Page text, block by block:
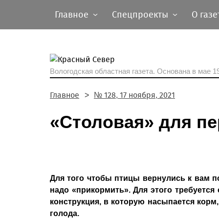
Главное Спецпроекты О
Вологодская областная газета. Основана в мае
Главное № 128, 17 ноября, 2021
«Столовая» для
Для того чтобы птицы вернулись к вам
надо «прикормить». Для этого
конструкция, в которую насыпается
голода.